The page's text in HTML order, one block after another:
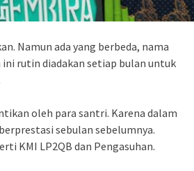
Namun ada yang berbeda, nama
ini rutin diadakan setiap bulan untuk
oleh para santri. Karena dalam
sebulan sebelumnya.
KMI LP2QB dan Pengasuhan.